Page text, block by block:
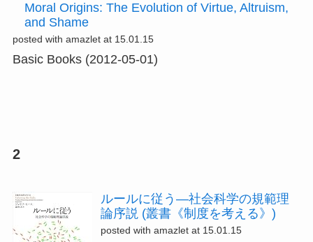
Moral Origins: The Evolution of Virtue, Altruism,
and Shame
posted with amazlet at 15.01.15
Basic Books (2012-05-01)
2
ルールに従う―社会科学の規範理
論序説 (叢書《制度を考える》)
posted with amazlet at 15.01.15